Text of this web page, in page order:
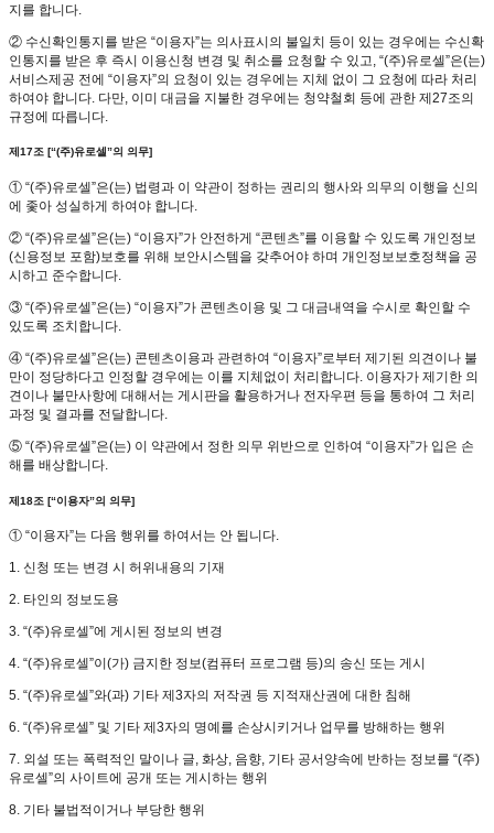
지를 합니다.
② 수신확인통지를 받은 “이용자”는 의사표시의 불일치 등이 있는 경우에는 수신확
인통지를 받은 후 즉시 이용신청 변경 및 취소를 요청할 수 있고, “(주)유로셀”은(는)
서비스제공 전에 “이용자”의 요청이 있는 경우에는 지체 없이 그 요청에 따라 처리
하여야 합니다. 다만, 이미 대금을 지불한 경우에는 청약철회 등에 관한 제27조의
규정에 따릅니다.
제17조 [“(주)유로셀”의 의무]
① “(주)유로셀”은(는) 법령과 이 약관이 정하는 권리의 행사와 의무의 이행을 신의
에 좇아 성실하게 하여야 합니다.
② “(주)유로셀”은(는) “이용자”가 안전하게 “콘텐츠”를 이용할 수 있도록 개인정보
(신용정보 포함)보호를 위해 보안시스템을 갖추어야 하며 개인정보보호정책을 공
시하고 준수합니다.
③ “(주)유로셀”은(는) “이용자”가 콘텐츠이용 및 그 대금내역을 수시로 확인할 수
있도록 조치합니다.
④ “(주)유로셀”은(는) 콘텐츠이용과 관련하여 “이용자”로부터 제기된 의견이나 불
만이 정당하다고 인정할 경우에는 이를 지체없이 처리합니다. 이용자가 제기한 의
견이나 불만사항에 대해서는 게시판을 활용하거나 전자우편 등을 통하여 그 처리
과정 및 결과를 전달합니다.
⑤ “(주)유로셀”은(는) 이 약관에서 정한 의무 위반으로 인하여 “이용자”가 입은 손
해를 배상합니다.
제18조 [“이용자”의 의무]
① “이용자”는 다음 행위를 하여서는 안 됩니다.
1. 신청 또는 변경 시 허위내용의 기재
2. 타인의 정보도용
3. “(주)유로셀”에 게시된 정보의 변경
4. “(주)유로셀”이(가) 금지한 정보(컴퓨터 프로그램 등)의 송신 또는 게시
5. “(주)유로셀”와(과) 기타 제3자의 저작권 등 지적재산권에 대한 침해
6. “(주)유로셀” 및 기타 제3자의 명예를 손상시키거나 업무를 방해하는 행위
7. 외설 또는 폭력적인 말이나 글, 화상, 음향, 기타 공서양속에 반하는 정보를 “(주)
유로셀”의 사이트에 공개 또는 게시하는 행위
8. 기타 불법적이거나 부당한 행위